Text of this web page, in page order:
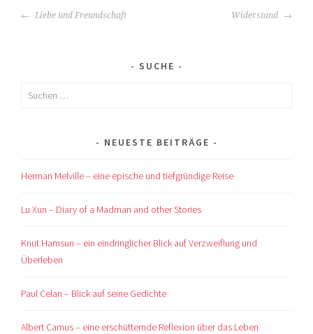
BEITRAGS-
Liebe und Freundschaft Widerstand
SUCHE
Suchen
NEUESTE BEITRÄGE
Herman Melville – eine epische und tiefgründige Reise
Lu Xun – Diary of a Madman and other Stories
Knut Hamsun – ein eindringlicher Blick auf Verzweiflung und
Überleben
Paul Celan – Blick auf seine Gedichte
Albert Camus – eine erschütternde Reflexion über das Leben